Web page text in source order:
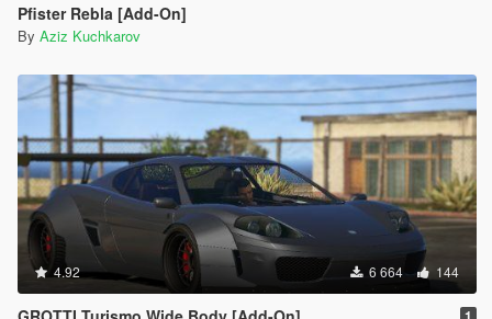
Pfister Rebla [Add-On]
By Aziz Kuchkarov
4.92 6 664 144